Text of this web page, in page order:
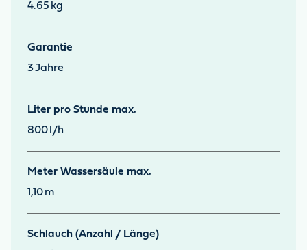
4.65 kg
Garantie
3Jahre
Liter pro Stunde max.
800 l/h
Meter Wassersäule max.
1,10 m
Schlauch (Anzahl / Länge)